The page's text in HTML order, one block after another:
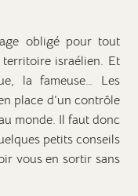
obligé pour tout
israélien. Et
la fameuse… Les
place d’un contrôle
monde. Il faut donc
petits conseils
vous en sortir sans